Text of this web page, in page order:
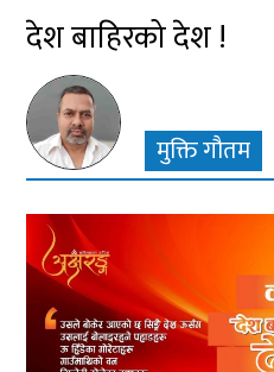
देश बाहिरको देश !
मुक्ति गौतम